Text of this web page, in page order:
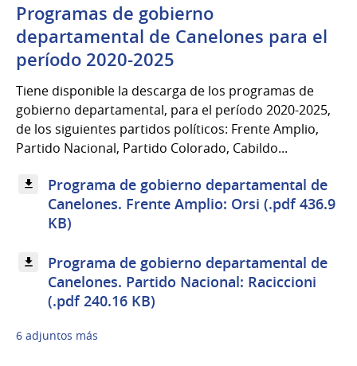
Programas de gobierno
departamental de Canelones para el
período 2020-2025
Tiene disponible la descarga de los programas de
gobierno departamental, para el período 2020-2025,
de los siguientes partidos políticos: Frente Amplio,
Partido Nacional, Partido Colorado, Cabildo...
Programa de gobierno departamental de
Canelones. Frente Amplio: Orsi (.pdf 436.9
KB)
Programa de gobierno departamental de
Canelones. Partido Nacional: Raciccioni
(.pdf 240.16 KB)
6 adjuntos más